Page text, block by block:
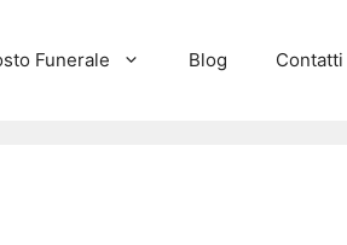
Funerale Blog Contatti